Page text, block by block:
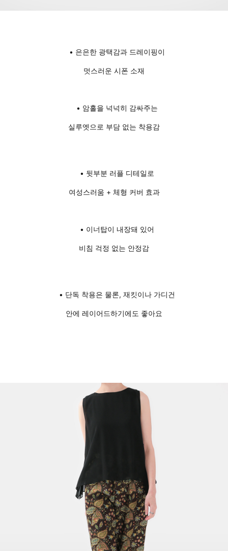
• 은은한 광택감과 드레이핑이
멋스러운 시폰 소재
• 암홀을 넉넉히 감싸주는
실루엣으로 부담 없는 착용감
• 뒷부분 러플 디테일로
여성스러움 + 체형 커버 효과
• 이너탑이 내장돼 있어
비침 걱정 없는 안정감
• 단독 착용은 물론, 재킷이나 가디건
안에 레이어드하기에도 좋아요